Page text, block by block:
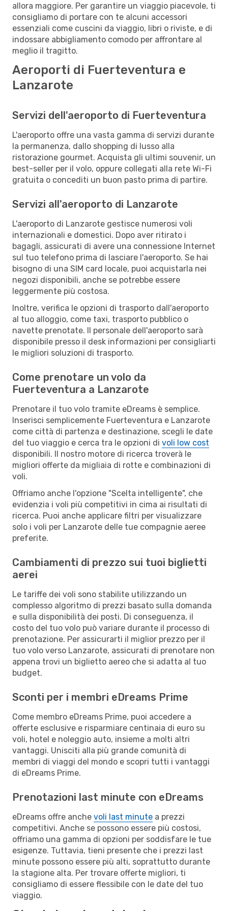
allora maggiore. Per garantire un viaggio piacevole, ti
consigliamo di portare con te alcuni accessori
essenziali come cuscini da viaggio, libri o riviste, e di
indossare abbigliamento comodo per affrontare al
meglio il tragitto.
Aeroporti di Fuerteventura e
Lanzarote
Servizi dell'aeroporto di Fuerteventura
L'aeroporto offre una vasta gamma di servizi durante
la permanenza, dallo shopping di lusso alla
ristorazione gourmet. Acquista gli ultimi souvenir, un
best-seller per il volo, oppure collegati alla rete Wi-Fi
gratuita o concediti un buon pasto prima di partire.
Servizi all'aeroporto di Lanzarote
L'aeroporto di Lanzarote gestisce numerosi voli
internazionali e domestici. Dopo aver ritirato i
bagagli, assicurati di avere una connessione Internet
sul tuo telefono prima di lasciare l'aeroporto. Se hai
bisogno di una SIM card locale, puoi acquistarla nei
negozi disponibili, anche se potrebbe essere
leggermente più costosa.
Inoltre, verifica le opzioni di trasporto dall'aeroporto
al tuo alloggio, come taxi, trasporto pubblico o
navette prenotate. Il personale dell'aeroporto sarà
disponibile presso il desk informazioni per consigliarti
le migliori soluzioni di trasporto.
Come prenotare un volo da
Fuerteventura a Lanzarote
Prenotare il tuo volo tramite eDreams è semplice.
Inserisci semplicemente Fuerteventura e Lanzarote
come città di partenza e destinazione, scegli le date
del tuo viaggio e cerca tra le opzioni di voli low cost
disponibili. Il nostro motore di ricerca troverà le
migliori offerte da migliaia di rotte e combinazioni di
voli.
Offriamo anche l'opzione "Scelta intelligente", che
evidenzia i voli più competitivi in cima ai risultati di
ricerca. Puoi anche applicare filtri per visualizzare
solo i voli per Lanzarote delle tue compagnie aeree
preferite.
Cambiamenti di prezzo sui tuoi biglietti
aerei
Le tariffe dei voli sono stabilite utilizzando un
complesso algoritmo di prezzi basato sulla domanda
e sulla disponibilità dei posti. Di conseguenza, il
costo del tuo volo può variare durante il processo di
prenotazione. Per assicurarti il miglior prezzo per il
tuo volo verso Lanzarote, assicurati di prenotare non
appena trovi un biglietto aereo che si adatta al tuo
budget.
Sconti per i membri eDreams Prime
Come membro eDreams Prime, puoi accedere a
offerte esclusive e risparmiare centinaia di euro su
voli, hotel e noleggio auto, insieme a molti altri
vantaggi. Unisciti alla più grande comunità di
membri di viaggi del mondo e scopri tutti i vantaggi
di eDreams Prime.
Prenotazioni last minute con eDreams
eDreams offre anche voli last minute a prezzi
competitivi. Anche se possono essere più costosi,
offriamo una gamma di opzioni per soddisfare le tue
esigenze. Tuttavia, tieni presente che i prezzi last
minute possono essere più alti, soprattutto durante
la stagione alta. Per trovare offerte migliori, ti
consigliamo di essere flessibile con le date del tuo
viaggio.